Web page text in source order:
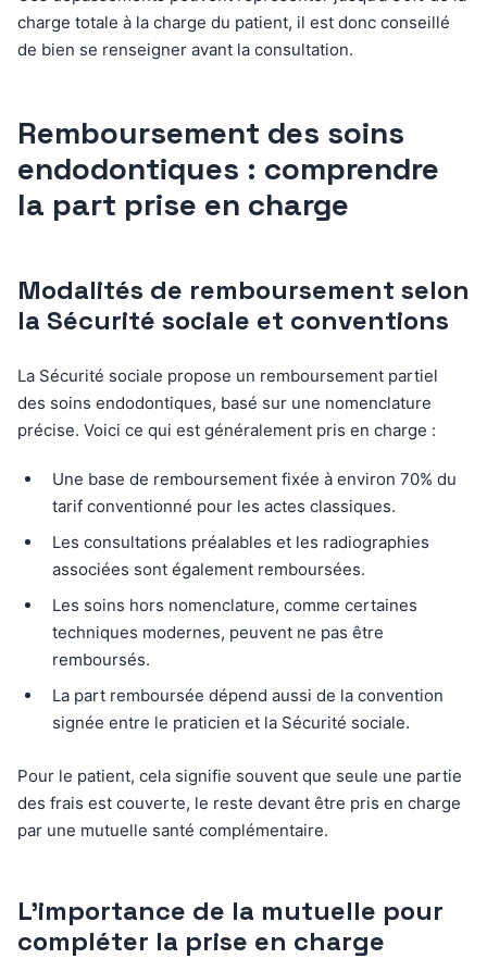
charge totale à la charge du patient, il est donc conseillé
de bien se renseigner avant la consultation.
Remboursement des soins
endodontiques : comprendre
la part prise en charge
Modalités de remboursement selon
la Sécurité sociale et conventions
La Sécurité sociale propose un remboursement partiel
des soins endodontiques, basé sur une nomenclature
précise. Voici ce qui est généralement pris en charge :
Une base de remboursement fixée à environ 70% du
tarif conventionné pour les actes classiques.
Les consultations préalables et les radiographies
associées sont également remboursées.
Les soins hors nomenclature, comme certaines
techniques modernes, peuvent ne pas être
remboursés.
La part remboursée dépend aussi de la convention
signée entre le praticien et la Sécurité sociale.
Pour le patient, cela signifie souvent que seule une partie
des frais est couverte, le reste devant être pris en charge
par une mutuelle santé complémentaire.
L’importance de la mutuelle pour
compléter la prise en charge